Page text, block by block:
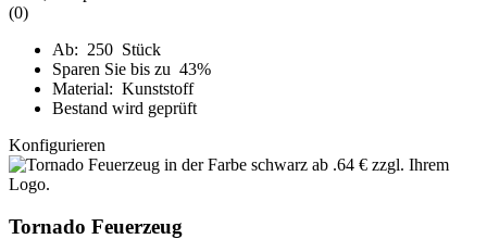
(0)
Ab: 250 Stück
Sparen Sie bis zu 43%
Material: Kunststoff
Bestand wird geprüft
Konfigurieren
Tornado Feuerzeug